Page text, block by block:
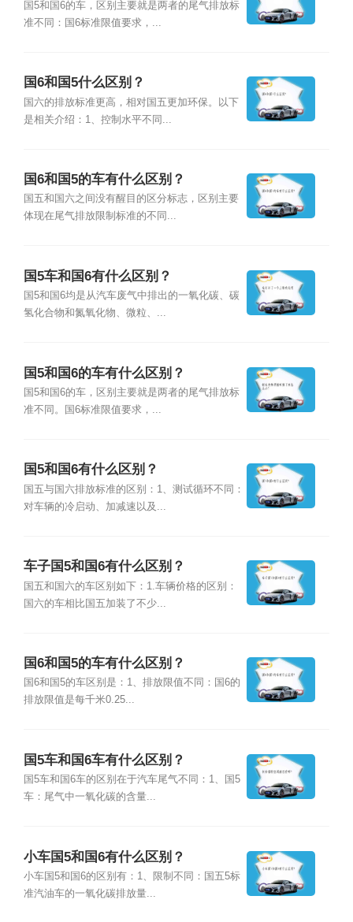
国5和国6的车，区别主要就是两者的尾气排放标
准不同：国6标准限值要求，...
国6和国5什么区别？
国六的排放标准更高，相对国五更加环保。以下
是相关介绍：1、控制水平不同...
国6和国5的车有什么区别？
国五和国六之间没有醒目的区分标志，区别主要
体现在尾气排放限制标准的不同...
国5车和国6有什么区别？
国5和国6均是从汽车废气中排出的一氧化碳、碳
氢化合物和氮氧化物、微粒、...
国5和国6的车有什么区别？
国5和国6的车，区别主要就是两者的尾气排放标
准不同。国6标准限值要求，...
国5和国6有什么区别？
国五与国六排放标准的区别：1、测试循环不同：
对车辆的冷启动、加减速以及...
车子国5和国6有什么区别？
国五和国六的车区别如下：1.车辆价格的区别：
国六的车相比国五加装了不少...
国6和国5的车有什么区别？
国6和国5的车区别是：1、排放限值不同：国6的
排放限值是每千米0.25...
国5车和国6车有什么区别？
国5车和国6车的区别在于汽车尾气不同：1、国5
车：尾气中一氧化碳的含量...
小车国5和国6有什么区别？
小车国5和国6的区别有：1、限制不同：国五5标
准汽油车的一氧化碳排放量...